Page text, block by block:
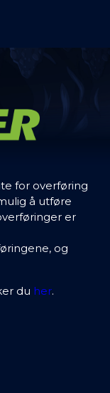
for overføring
å utføre
er
og
du her.